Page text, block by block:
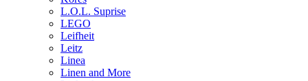
L.O.L. Suprise
LEGO
Leifheit
Leitz
Linea
Linen and More